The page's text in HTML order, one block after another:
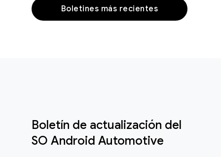
Boletines más recientes
Boletín de actualización del
SO Android Automotive